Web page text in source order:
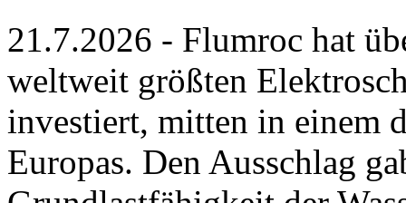
21.7.2026 - Flumroc hat
weltweit größten
investiert, mitten in einem
Europas. Den Ausschlag